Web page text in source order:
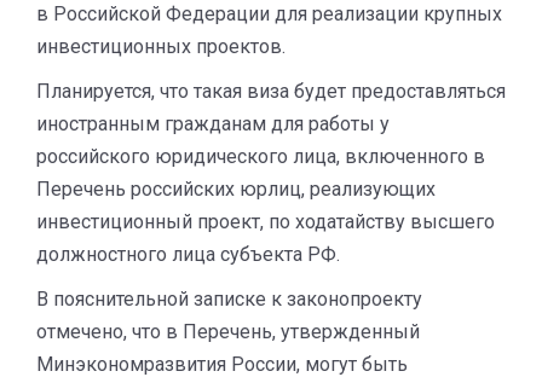
в Российской Федерации для реализации крупных
инвестиционных проектов.
Планируется, что такая виза будет предоставляться
иностранным гражданам для работы у
российского юридического лица, включенного в
Перечень российских юрлиц, реализующих
инвестиционный проект, по ходатайству высшего
должностного лица субъекта РФ.
В пояснительной записке к законопроекту
отмечено, что в Перечень, утвержденный
Минэкономразвития России, могут быть